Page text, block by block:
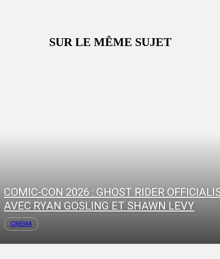
SUR LE MÊME SUJET
COMIC-CON 2026 : GHOST RIDER
AVEC RYAN GOSLING ET SHAWN LEVY
CINÉMA